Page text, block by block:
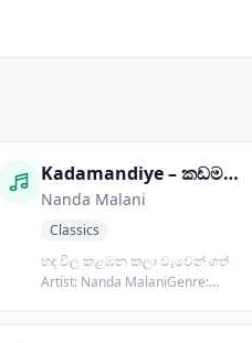
Kadamandiye – කඩමණ්ඩියේ
Nanda Malani
Classics
හද විල කළඹන කලා වැවෙන් ගත්
Artist: Nanda MalaniGenre: